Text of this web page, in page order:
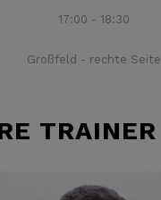
17:00 - 18:30
Großfeld - rechte Seite
TRAINER